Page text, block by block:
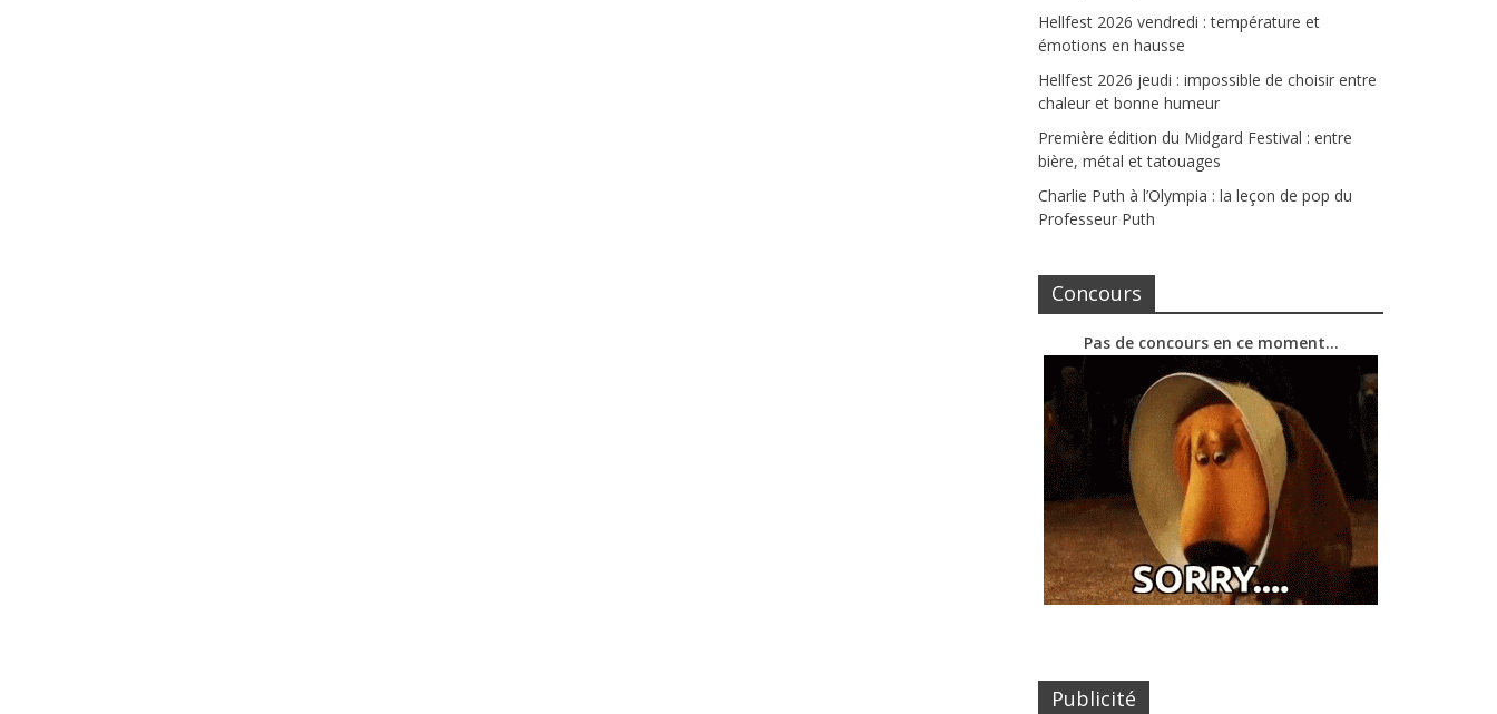
Hellfest 2026 vendredi : température et
émotions en hausse
Hellfest 2026 jeudi : impossible de choisir entre
chaleur et bonne humeur
Première édition du Midgard Festival : entre
bière, métal et tatouages
Charlie Puth à l’Olympia : la leçon de pop du
Professeur Puth
Concours
Pas de concours en ce moment…
Publicité